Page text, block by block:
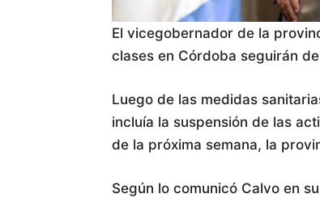
El vicegobernador de la
clases en Córdoba seguirán
Luego de las medidas
incluía la suspensión de las
de la próxima semana, la
Según lo comunicó Calvo en